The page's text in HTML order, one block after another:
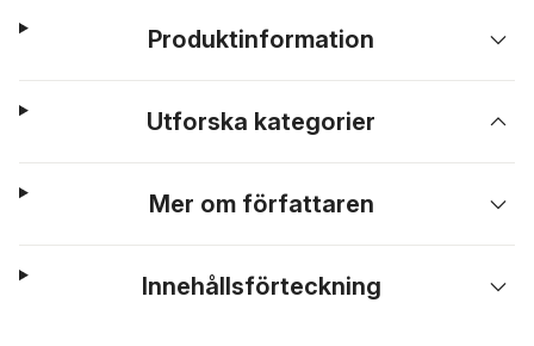
Produktinformation
Utforska kategorier
Mer om författaren
Innehållsförteckning